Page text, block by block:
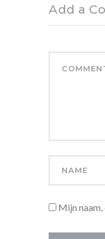
Add a
Mijn naam,